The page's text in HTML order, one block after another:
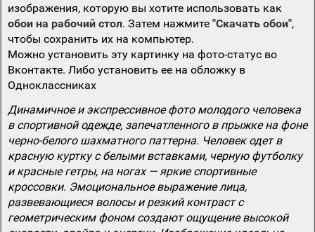
изображения, которую вы хотите использовать как
обои на рабочий стол. Затем нажмите "Скачать обои",
чтобы сохранить их на компьютер.
Можно установить эту картинку на фото-статус во
Вконтакте. Либо установить ее на обложку в
Одноклассниках
Динамичное и экспрессивное фото молодого человека
в спортивной одежде, запечатленного в прыжке на фоне
черно-белого шахматного паттерна. Человек одет в
красную куртку с белыми вставками, черную футболку
и красные гетры, на ногах — яркие спортивные
кроссовки. Эмоциональное выражение лица,
развевающиеся волосы и резкий контраст с
геометрическим фоном создают ощущение высокой